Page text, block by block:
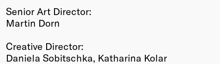
Senior Art Director:
Martin Dorn
Creative Director:
Daniela Sobitschka, Katharina Kolar